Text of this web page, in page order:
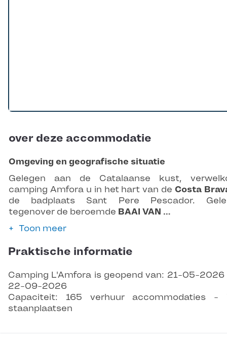
over deze accommodatie
Omgeving en geografische situatie
Gelegen aan de Catalaanse kust,
camping Amfora u in het hart van de Costa
de badplaats Sant Pere Pescador.
tegenover de beroemde BAAI VAN …
Toon meer
Praktische informatie
Camping L'Amfora is geopend van: 21-05-
22-09-2026
Capaciteit: 165 verhuur accommodaties -
staanplaatsen